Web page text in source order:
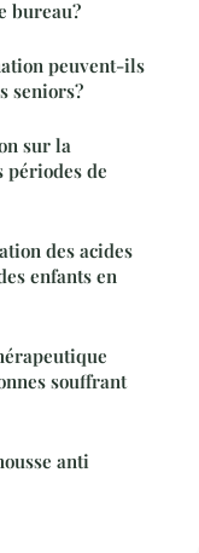
bureau?
peuvent-ils
seniors?
sur la
périodes de
des acides
enfants en
souffrant
anti